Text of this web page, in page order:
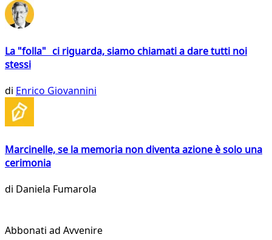
La "folla" ci riguarda, siamo chiamati a dare tutti noi
stessi
di Enrico Giovannini
Marcinelle, se la memoria non diventa azione è solo una
cerimonia
di Daniela Fumarola
Abbonati ad Avvenire